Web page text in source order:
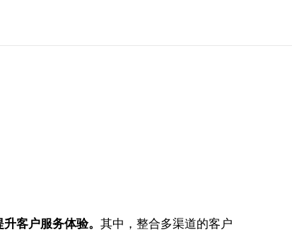
客户服务体验。其中，整合多渠道的客户